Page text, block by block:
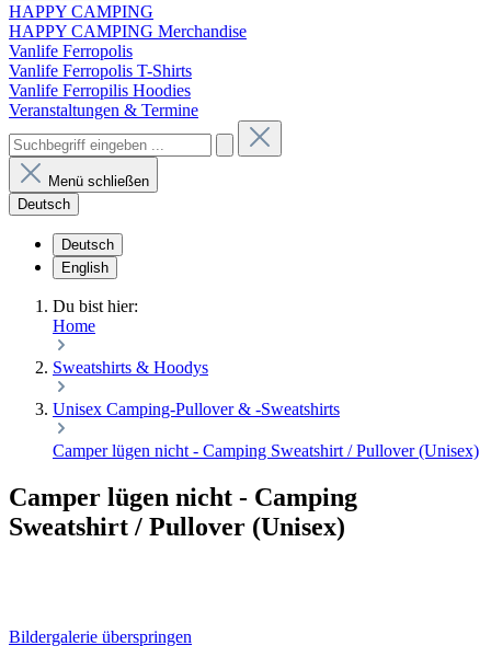
HAPPY CAMPING
HAPPY CAMPING Merchandise
Vanlife Ferropolis
Vanlife Ferropolis T-Shirts
Vanlife Ferropilis Hoodies
Veranstaltungen & Termine
Menü schließen
Deutsch
Deutsch
English
Du bist hier:
Home
Sweatshirts & Hoodys
Unisex Camping-Pullover & -Sweatshirts
Camper lügen nicht - Camping Sweatshirt / Pullover (Unisex)
Camper lügen nicht - Camping
Sweatshirt / Pullover (Unisex)
Bildergalerie überspringen